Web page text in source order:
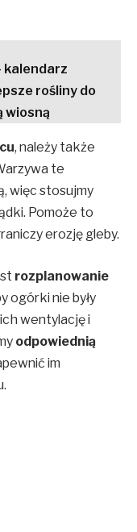
kalendarz
rośliny do
wiosną
, należy także
te
więc stosujmy
Pomoże to
erozję gleby.
rozplanowanie
ogórki nie były
wentylację i
odpowiednią
im